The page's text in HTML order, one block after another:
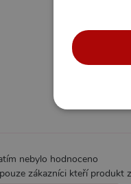
nebylo hodnoceno
zákazníci kteří produkt